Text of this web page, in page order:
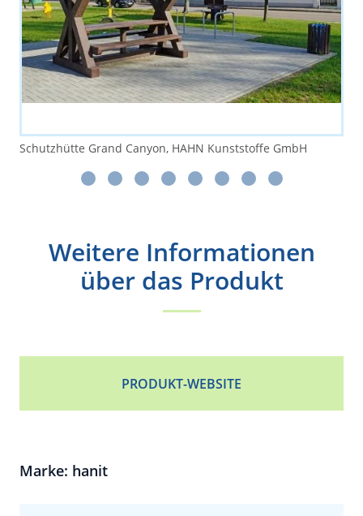
Schutzhütte Grand Canyon, HAHN Kunststoffe GmbH
Weitere Informationen
über das Produkt
PRODUKT-WEBSITE
Marke: hanit